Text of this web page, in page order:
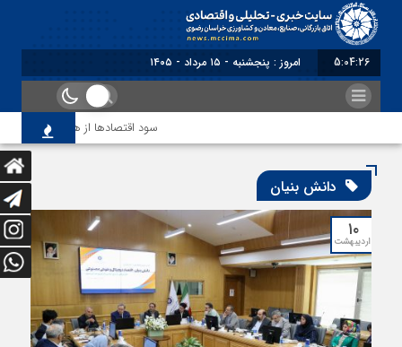
5:04:26 امروز : پنجشنبه - ۱۵ مرداد - ۱۴۰۵
سود اقتصاد‌ها از هوش مصنوعی
دانش بنیان
۱۰
اردیبهشت